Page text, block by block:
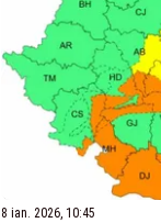
8 ian. 2026, 10:45